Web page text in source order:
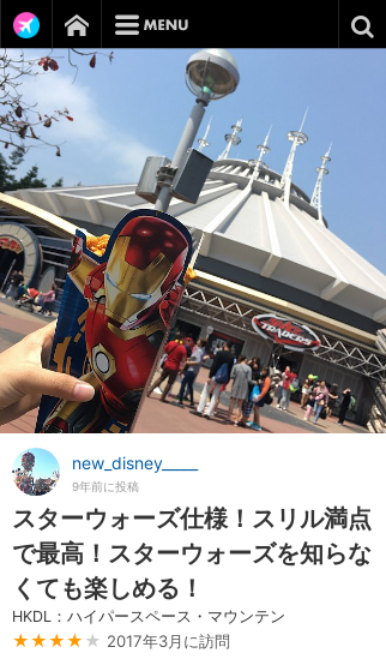
new_disney_____
9年前に投稿
スターウォーズ仕様！スリル満点
で最高！スターウォーズを知らな
くても楽しめる！
HKDL：ハイパースペース・マウンテン
★★★★ ★ 2017年3月に訪問